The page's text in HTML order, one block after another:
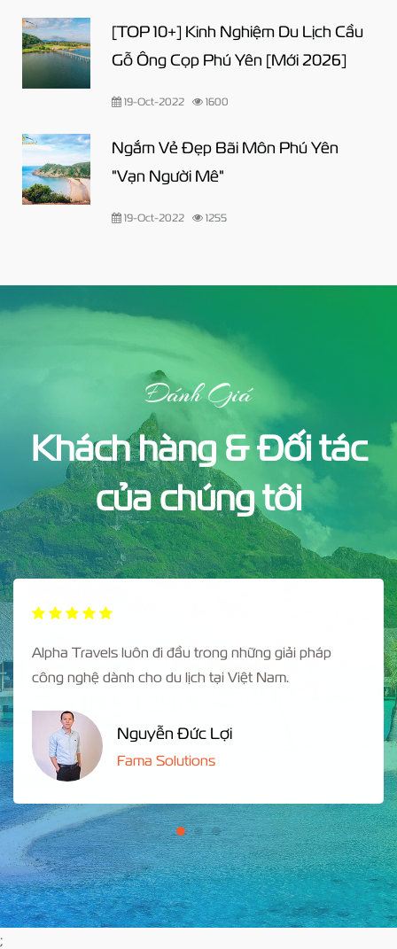
[TOP 10+] Kinh Nghiệm Du Lịch Cầu
Gỗ Ông Cọp Phú Yên [Mới 2026]
19-Oct-2022 1600
Ngắm Vẻ Đẹp Bãi Môn Phú Yên
"Vạn Người Mê"
19-Oct-2022 1255
Đánh Giá
Khách hàng & Đối tác
của chúng tôi
Alpha Travels luôn đi đầu trong những giải pháp
công nghệ dành cho du lịch tại Việt Nam.
Nguyễn Đức Lợi
Fama Solutions
;